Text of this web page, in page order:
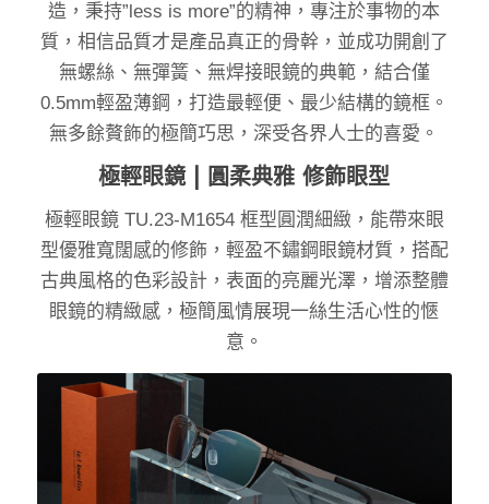
造，秉持”less is more”的精神，專注於事物的本
質，相信品質才是產品真正的骨幹，並成功開創了
無螺絲、無彈簧、無焊接眼鏡的典範，結合僅
0.5mm輕盈薄鋼，打造最輕便、最少結構的鏡框。
無多餘贅飾的極簡巧思，深受各界人士的喜愛。
極輕眼鏡 | 圓柔典雅 修飾眼型
極輕眼鏡 TU.23-M1654 框型圓潤細緻，能帶來眼
型優雅寬闊感的修飾，輕盈不鏽鋼眼鏡材質，搭配
古典風格的色彩設計，表面的亮麗光澤，增添整體
眼鏡的精緻感，極簡風情展現一絲生活心性的愜
意。